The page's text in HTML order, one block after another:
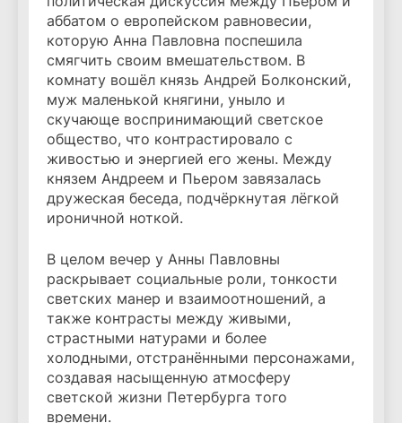
аббатом о европейском равновесии,
которую Анна Павловна поспешила
смягчить своим вмешательством. В
комнату вошёл князь Андрей Болконский,
муж маленькой княгини, уныло и
скучающе воспринимающий светское
общество, что контрастировало с
живостью и энергией его жены. Между
князем Андреем и Пьером завязалась
дружеская беседа, подчёркнутая лёгкой
ироничной ноткой.
В целом вечер у Анны Павловны
раскрывает социальные роли, тонкости
светских манер и взаимоотношений, а
также контрасты между живыми,
страстными натурами и более
холодными, отстранёнными персонажами,
создавая насыщенную атмосферу
светской жизни Петербурга того
времени.